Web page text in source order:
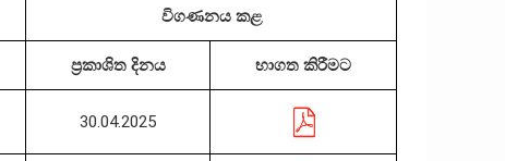
විගණනය කළ
ප්‍රකාශිත දිනය භාගත කිරීමට
30.04.2025